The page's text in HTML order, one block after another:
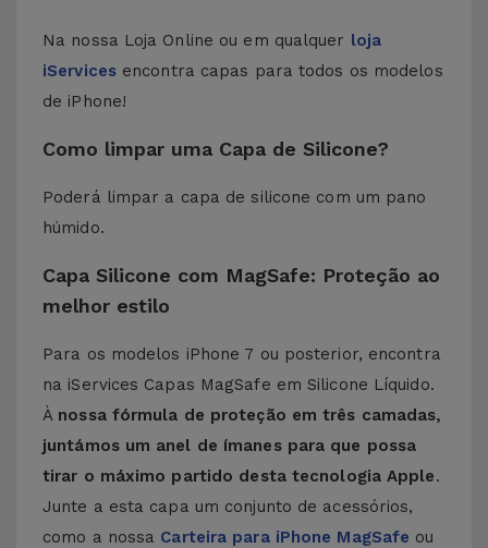
Na nossa Loja Online ou em qualquer loja
iServicesencontra capas para todos os modelos
de iPhone!
Como limpar uma Capa de Silicone?
Poderá limpar a capa de silicone com um pano
húmido.
Capa Silicone com MagSafe: Proteção ao
melhor estilo
Para os modelos iPhone 7 ou posterior, encontra
na iServices Capas MagSafe em Silicone Líquido.
À nossa fórmula de proteção em três camadas,
juntámos um anel de ímanes para que possa
tirar o máximo partido desta tecnologia Apple.
Junte a esta capa um conjunto de acessórios,
como a nossa Carteira para iPhone MagSafe ou